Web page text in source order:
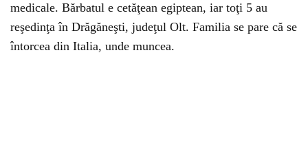
medicale. Bărbatul e cetăţean egiptean, iar toţi 5 au
reşedinţa în Drăgăneşti, judeţul Olt. Familia se pare că se
întorcea din Italia, unde muncea.